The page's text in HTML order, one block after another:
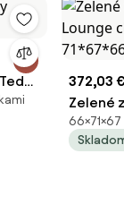
372,03 €
Zelené
Lounge